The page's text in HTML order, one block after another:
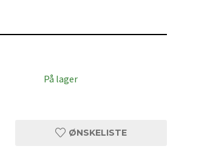
På lager
ØNSKELISTE